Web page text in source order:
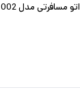
اتو مسافرتی مدل SX 002